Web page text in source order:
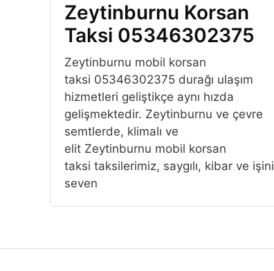
Zeytinburnu Korsan
Taksi 05346302375
Zeytinburnu mobil korsan
taksi 05346302375 durağı ulaşım
hizmetleri geliştikçe aynı hızda
gelişmektedir. Zeytinburnu ve çevre
semtlerde, klimalı ve
elit Zeytinburnu mobil korsan
taksi taksilerimiz, saygılı, kibar ve işini
seven